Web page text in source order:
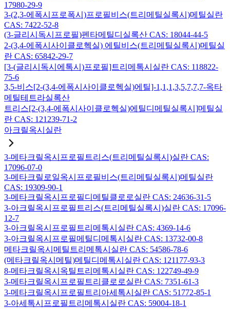
17980-29-9
3-(2,3-에폭시프로폭시)프로필비스(트리메틸실록시)메틸실란
CAS: 7422-52-8
(3-글리시독시프로필)펜타메틸디실록산 CAS: 18044-44-5
2-(3,4-에폭시사이클로헥실) 에틸비스(트리메틸실록시)메틸실
란 CAS: 65842-29-7
[3-(글리시독시에톡시)프로필]트리메톡시실란 CAS: 118822-
75-6
3,5-비스[2-(3,4-에폭시사이클로헥실)에틸]-1,1,1,3,5,7,7,7-옥타
메틸테트라실록산
트리스[2-(3,4-에폭시사이클로헥실)에틸디메틸실록시]메틸실
란 CAS: 121239-71-2
아크릴옥시실란
3-메타크릴옥시프로필트리스(트리메틸실록시)실란 CAS:
17096-07-0
3-메타크릴로일옥시프로필비스(트리메틸실록시)메틸실란
CAS: 19309-90-1
3-메타크릴옥시프로필디메틸클로로실란 CAS: 24636-31-5
3-아크릴옥시프로필트리스(트리메틸실록시)실란 CAS: 17096-
12-7
3-아크릴옥시프로필트리메톡시실란 CAS: 4369-14-6
3-아크릴옥시프로필메틸디메톡시실란 CAS: 13732-00-8
메타크릴옥시메틸트리메톡시실란 CAS: 54586-78-6
(메타크릴옥시메틸)메틸디메톡시실란 CAS: 121177-93-3
8-메타크릴옥시옥틸트리메톡시실란 CAS: 122749-49-9
3-메타크릴옥시프로필트리클로로실란 CAS: 7351-61-3
3-메타크릴옥시프로필트리아세톡시실란 CAS: 51772-85-1
3-아세톡시프로필트리메톡시실란 CAS: 59004-18-1